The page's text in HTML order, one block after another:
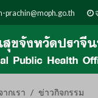
prachin@moph.go.th
กเรา
ข่าวกิจกรรม